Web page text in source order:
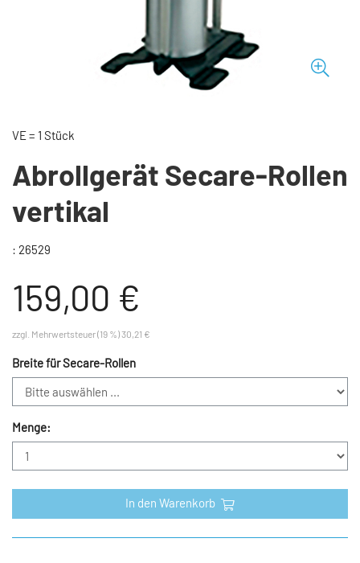
VE = 1 Stück
Abrollgerät Secare-Rollen
vertikal
: 26529
159,00 €
zzgl. Mehrwertsteuer (19 %) 30,21 €
Breite für Secare-Rollen
Menge:
In den Warenkorb